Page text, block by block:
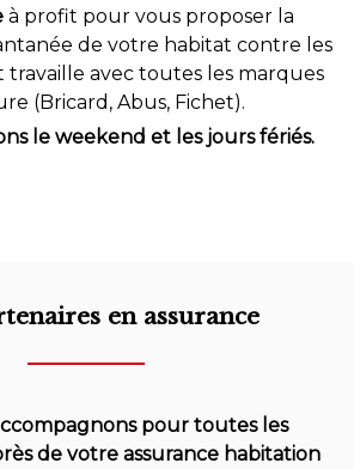
à profit pour vous proposer la
de votre habitat contre les
travaille avec toutes les marques
(Bricard, Abus, Fichet).
le weekend et les jours fériés.
en assurance
pour toutes les
de votre assurance habitation